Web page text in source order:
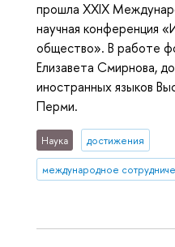
прошла XXIX
научная конференция
общество». В работе
Елизавета Смирнова,
иностранных языков
Перми.
Наука достижения
международное